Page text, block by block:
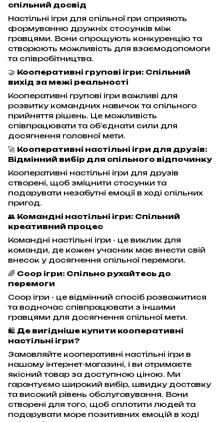
спільний досвід
Настільні ігри для спільної гри сприяють
формуванню дружніх стосунків між
гравцями. Вони спрощують конкуренцію та
створюють можливість для взаємодопомоги
та співробітництва.
🤝 Кооперативні групові ігри: Спільний
вихід за межі реальності
Кооперативні групові ігри важливі для
розвитку командних навичок та спільного
прийняття рішень. Це можливість
співпрацювати та об'єднати сили для
досягнення головної мети.
🚀 Кооперативні настільні ігри для друзів:
Відмінний вибір для спільного відпочинку
Кооперативні настільні ігри для друзів
створені, щоб зміцнити стосунки та
подарувати незабутні емоції в ході спільних
пригод.
👥 Командні настільні ігри: Спільний
креативний процес
Командні настільні ігри - це виклик для
команди, де кожен учасник має внести свій
внесок у досягнення спільної перемоги.
🌈 Соор ігри: Спільно рухайтесь до
перемоги
Соор ігри - це відмінний спосіб розважитися
та водночас співпрацювати з іншими
гравцями для досягнення спільної мети.
🛍️ Де вигідніше купити кооперативні
настільні ігри?
Замовляйте кооперативні настільні ігри в
нашому інтернет-магазині, і ви отримаєте
якісний товар за доступною ціною. Ми
гарантуємо широкий вибір, швидку доставку
та високий рівень обслуговування. Вони
створені для того, щоб сплотити людей та
подарувати море позитивних емоцій в ході